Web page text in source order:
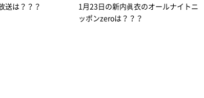
送は？？？
1月23日の新内眞衣のオールナイトニ
ッポンzeroは？？？